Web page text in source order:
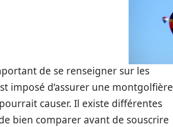
de se renseigner sur les
imposé d’assurer une montgolfière
causer. Il existe différentes
bien comparer avant de souscrire